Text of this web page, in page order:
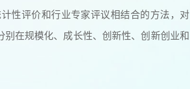
性评价和行业专家评议相结合的方法，对
在规模化、成长性、创新性、创新创业和